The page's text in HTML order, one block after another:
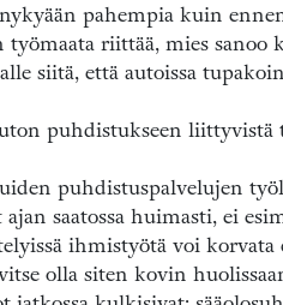
pahempia kuin
riittää, mies sanoo
siitä, että autoissa
puhdistukseen liittyvistä
puhdistuspalvelujen
saatossa huimasti, ei
ihmistyötä voi korvata
olla siten kovin